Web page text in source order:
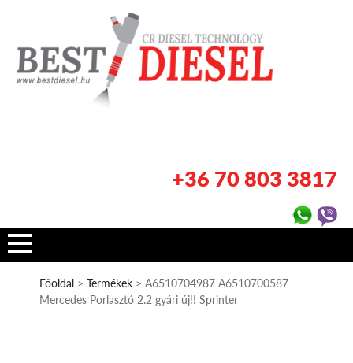
+36 70 803 3817
Főoldal > Termékek > A6510704987 A6510700587
Mercedes Porlasztó 2.2 gyári új!! Sprinter